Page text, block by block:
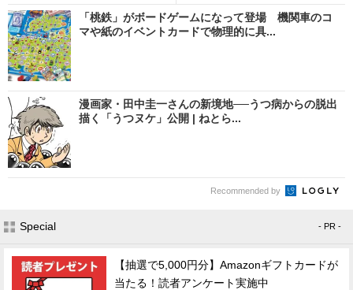
「桃鉄」がボードゲームになって登場 機関車のコ
マや紙のイベントカードで物理的に具...
漫画家・田中圭一さんの新境地──うつ病からの脱出
描く「うつヌケ」公開 | ねとら...
Recommended by
Special - PR -
【抽選で5,000円分】Amazonギフトカードが
当たる！読者アンケート実施中